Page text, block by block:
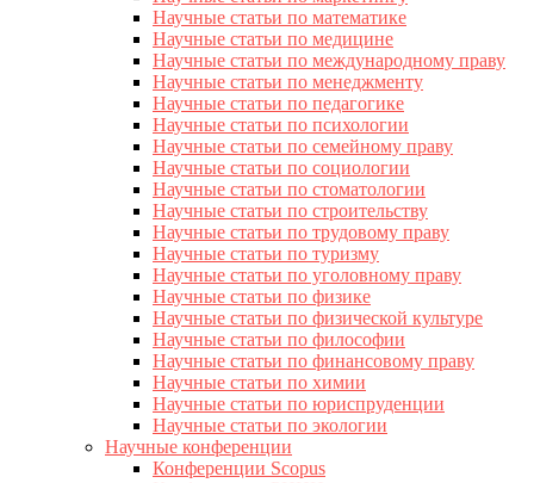
Научные статьи по математике
Научные статьи по медицине
Научные статьи по международному праву
Научные статьи по менеджменту
Научные статьи по педагогике
Научные статьи по психологии
Научные статьи по семейному праву
Научные статьи по социологии
Научные статьи по стоматологии
Научные статьи по строительству
Научные статьи по трудовому праву
Научные статьи по туризму
Научные статьи по уголовному праву
Научные статьи по физике
Научные статьи по физической культуре
Научные статьи по философии
Научные статьи по финансовому праву
Научные статьи по химии
Научные статьи по юриспруденции
Научные статьи по экологии
Научные конференции
Конференции Scopus